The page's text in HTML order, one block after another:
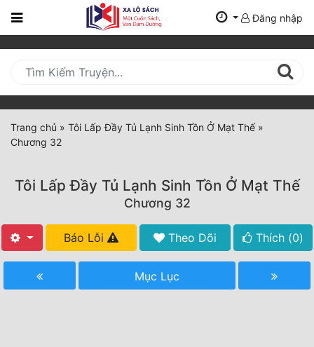
Trang
Mới
Cập
Nhật
(current)
Thể Loại
Tất Cả
Hoàn Thành
Đăng nhập
Trang chủ » Tôi Lấp Đầy Tủ Lạnh Sinh Tồn Ở Mạt Thế »
Chương 32
Tôi Lấp Đầy Tủ Lạnh Sinh Tồn Ở Mạt Thế
Chương 32
Báo Lỗi Theo Dõi Thích (0)
Mục Lục